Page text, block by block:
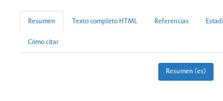
Resumen Texto completo HTML Referencias
Cómo citar
Resumen (es)